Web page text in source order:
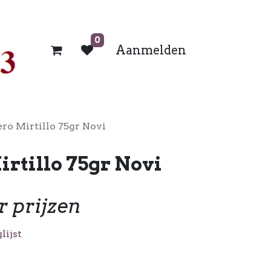
0
Aanmelden
Mirtillo 75gr Novi
75gr Novi
prijzen